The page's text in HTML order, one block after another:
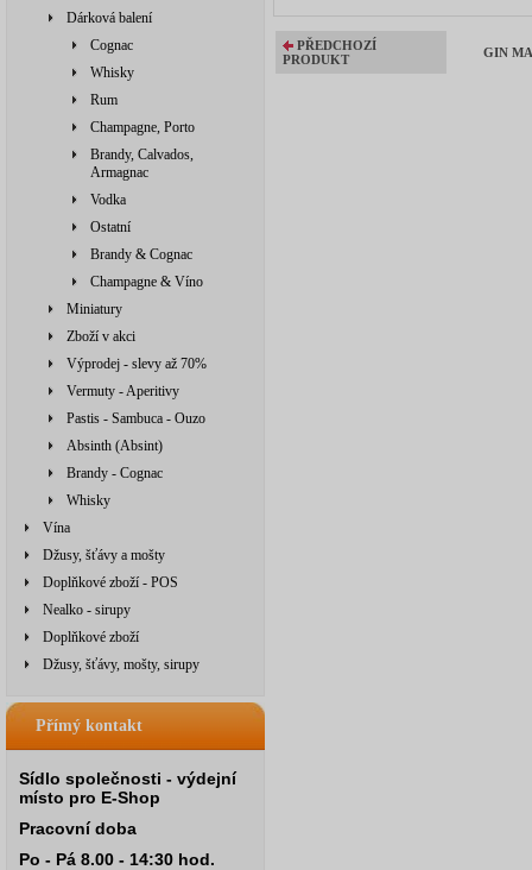
Dárková balení
Cognac
Whisky
Rum
Champagne, Porto
Brandy, Calvados,
Armagnac
Vodka
Ostatní
Brandy & Cognac
Champagne & Víno
Miniatury
Zboží v akci
Výprodej - slevy až 70%
Vermuty - Aperitivy
Pastis - Sambuca - Ouzo
Absinth (Absint)
Brandy - Cognac
Whisky
Vína
Džusy, šťávy a mošty
Doplňkové zboží - POS
Nealko - sirupy
Doplňkové zboží
Džusy, šťávy, mošty, sirupy
Přímý kontakt
Sídlo společnosti - výdejní
místo pro E-Shop
Pracovní doba
Po - Pá 8.00 - 14:30 hod.
PŘEDCHOZÍ
PRODUKT
GIN